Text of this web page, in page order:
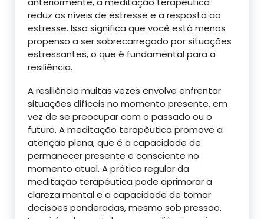
reduz os níveis de estresse e a resposta ao
estresse. Isso significa que você está menos
propenso a ser sobrecarregado por situações
estressantes, o que é fundamental para a
resiliência.
A resiliência muitas vezes envolve enfrentar
situações difíceis no momento presente, em
vez de se preocupar com o passado ou o
futuro. A meditação terapêutica promove a
atenção plena, que é a capacidade de
permanecer presente e consciente no
momento atual. A prática regular da
meditação terapêutica pode aprimorar a
clareza mental e a capacidade de tomar
decisões ponderadas, mesmo sob pressão.